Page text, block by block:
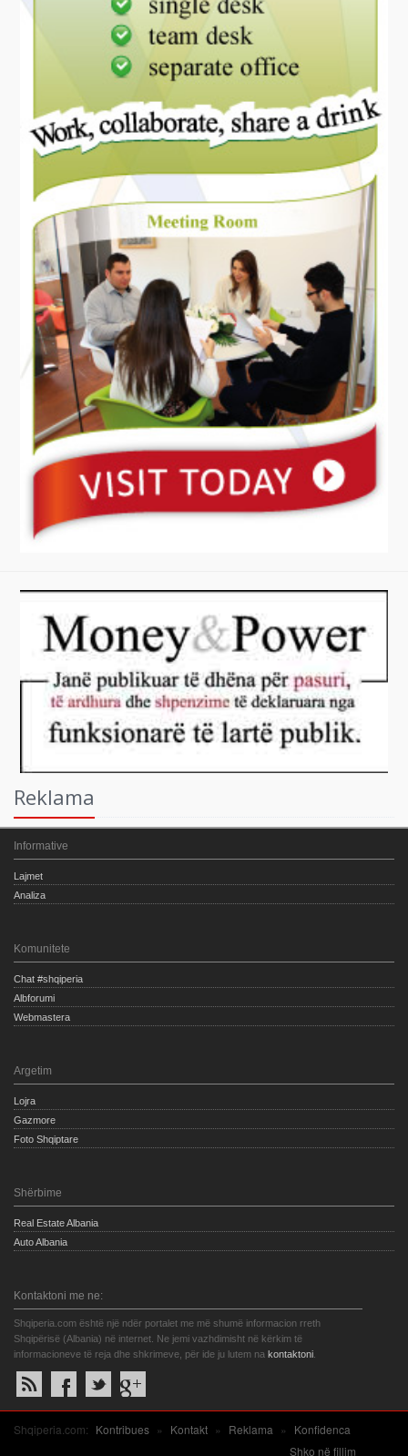
Reklama
Informative
Lajmet
Analiza
Komunitete
Chat #shqiperia
Albforumi
Webmastera
Argetim
Lojra
Gazmore
Foto Shqiptare
Shërbime
Real Estate Albania
Auto Albania
Kontaktoni me ne:
Shqiperia.com është një ndër portalet me më shumë informacion rreth
Shqipërisë (Albania) në internet. Ne jemi vazhdimisht në kërkim të
informacioneve të reja dhe shkrimeve, për ide ju lutem na kontaktoni
Shqiperia.com: Kontribues » Kontakt » Reklama »
Konfidenca
Shko në fillim